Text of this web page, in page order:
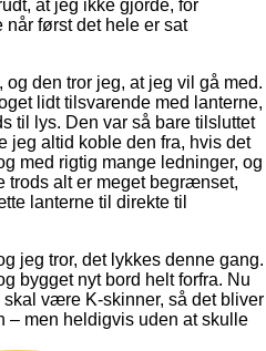
at jeg ikke gjorde, for
først det hele er sat
den tror jeg, at jeg vil gå med.
lidt tilsvarende med lanterne,
til lys. Den var så bare tilsluttet
jeg altid koble den fra, hvis det
med rigtig mange ledninger, og
trods alt er meget begrænset,
lanterne til direkte til
jeg tror, det lykkes denne gang.
bygget nyt bord helt forfra. Nu
være K-skinner, så det bliver
– men heldigvis uden at skulle